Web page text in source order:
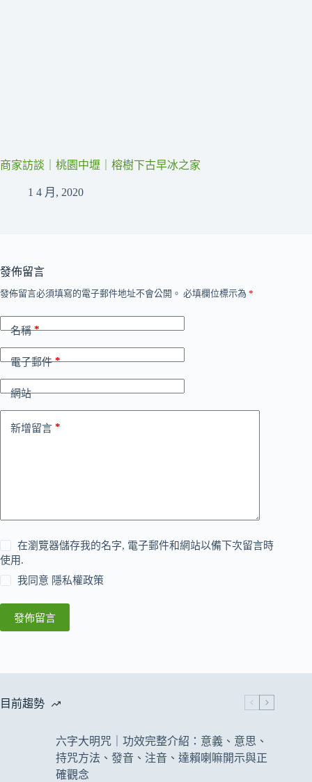
商家訪談｜桃園中壢｜榕樹下古早冰之家
1 4 月, 2020
發佈留言
發佈留言必須填寫的電子郵件地址不會公開。 必填欄位標示為 *
名稱*
電子郵件*
網站
新增留言 *
在瀏覽器儲存我的名字, 電子郵件和網站以備下次留言時
使用.
我同意 隱私權政策
發佈留言
目前趨勢
六字大明咒｜功效完整介紹：意義、意思、
持咒方法、發音、注音、達賴喇嘛開示與正
確觀念